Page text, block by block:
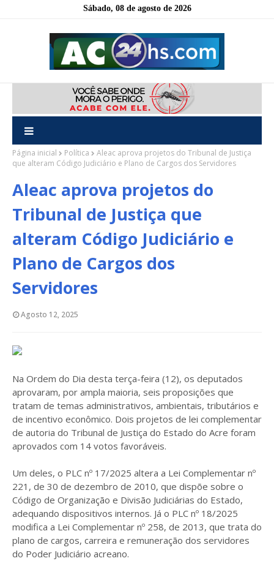
Sábado, 08 de agosto de 2026
Página inicial Política
Aleac aprova projetos do Tribunal de Justiça
que alteram Código Judiciário e Plano de Cargos dos Servidores
Aleac aprova projetos do
Tribunal de Justiça que
alteram Código Judiciário e
Plano de Cargos dos
Servidores
Agosto 12, 2025
Na Ordem do Dia desta terça-feira (12), os deputados
aprovaram, por ampla maioria, seis proposições que
tratam de temas administrativos, ambientais, tributários e
de incentivo econômico. Dois projetos de lei complementar
de autoria do Tribunal de Justiça do Estado do Acre foram
aprovados com 14 votos favoráveis.
Um deles, o PLC nº 17/2025 altera a Lei Complementar nº
221, de 30 de dezembro de 2010, que dispõe sobre o
Código de Organização e Divisão Judiciárias do Estado,
adequando dispositivos internos. Já o PLC nº 18/2025
modifica a Lei Complementar nº 258, de 2013, que trata do
plano de cargos, carreira e remuneração dos servidores
do Poder Judiciário acreano.